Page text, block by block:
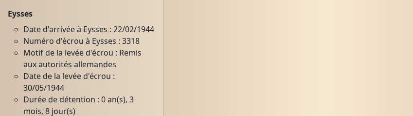
Eysses
Date d'arrivée à Eysses : 22/02/1944
Numéro d'écrou à Eysses : 3318
Motif de la levée d'écrou : Remis
aux autorités allemandes
Date de la levée d'écrou :
30/05/1944
Durée de détention : 0 an(s), 3
mois, 8 jour(s)